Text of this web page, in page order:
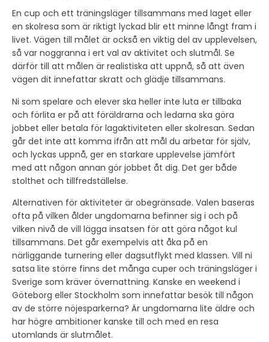
En cup och ett träningsläger tillsammans med laget eller
en skolresa som är riktigt lyckad blir ett minne långt fram i
livet. Vägen till målet är också en viktig del av upplevelsen,
så var noggranna i ert val av aktivitet och slutmål. Se
därför till att målen är realistiska att uppnå, så att även
vägen dit innefattar skratt och glädje tillsammans.
Ni som spelare och elever ska heller inte luta er tillbaka
och förlita er på att föräldrarna och ledarna ska göra
jobbet eller betala för lagaktiviteten eller skolresan. Sedan
går det inte att komma ifrån att mål du arbetar för själv,
och lyckas uppnå, ger en starkare upplevelse jämfört
med att någon annan gör jobbet åt dig. Det ger både
stolthet och tillfredställelse.
Alternativen för aktiviteter är obegränsade. Valen baseras
ofta på vilken ålder ungdomarna befinner sig i och på
vilken nivå de vill lägga insatsen för att göra något kul
tillsammans. Det går exempelvis att åka på en
närliggande turnering eller dagsutflykt med klassen. Vill ni
satsa lite större finns det många cuper och träningsläger i
Sverige som kräver övernattning. Kanske en weekend i
Göteborg eller Stockholm som innefattar besök till någon
av de större nöjesparkerna? Är ungdomarna lite äldre och
har högre ambitioner kanske till och med en resa
utomlands är slutmålet.